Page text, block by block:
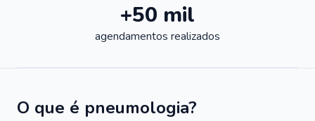
+50 mil
agendamentos realizados
O que é pneumologia?